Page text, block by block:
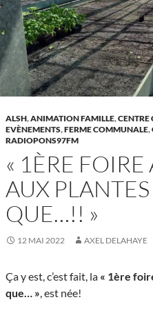
ALSH,ANIMATION FAMILLE,CENTRE
EVÈNEMENTS,FERME COMMUNALE,
RADIOPONS97FM
« 1ÈRE
AUX PLANTES
QUE…!! »
12 MAI 2022 AXEL DELAHAYE
Ça y est, c’est fait, la « 1ère
que… », est née!